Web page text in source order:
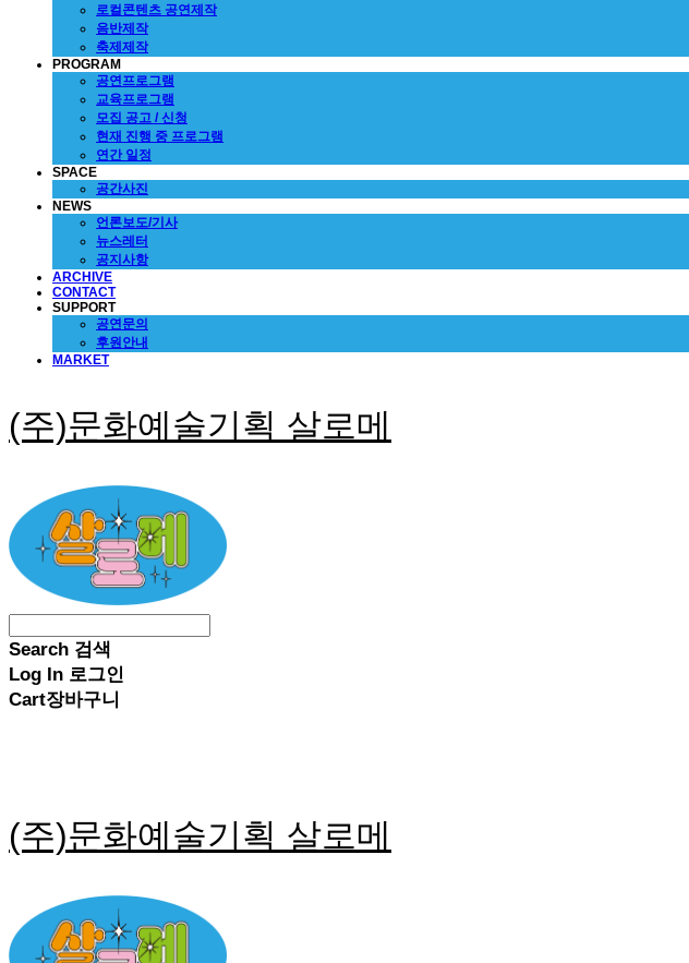
로컬콘텐츠 공연제작
음반제작
축제제작
PROGRAM
공연프로그램
교육프로그램
모집 공고 / 신청
현재 진행 중 프로그램
연간 일정
SPACE
공간사진
NEWS
언론보도/기사
뉴스레터
공지사항
ARCHIVE
CONTACT
SUPPORT
공연문의
후원안내
MARKET
(주)문화예술기획 살로메
Search 검색
Log In 로그인
Cart장바구니
(주)문화예술기획 살로메